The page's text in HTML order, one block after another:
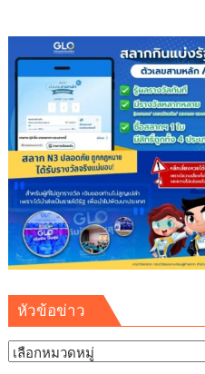
หัวข้อข่าว
หัวข้อ